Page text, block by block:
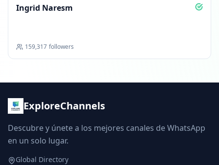
Ingrid Naresm
159,317 followers
ExploreChannels
Descubre y únete a los mejores canales de WhatsApp
en un solo lugar.
Global Directory